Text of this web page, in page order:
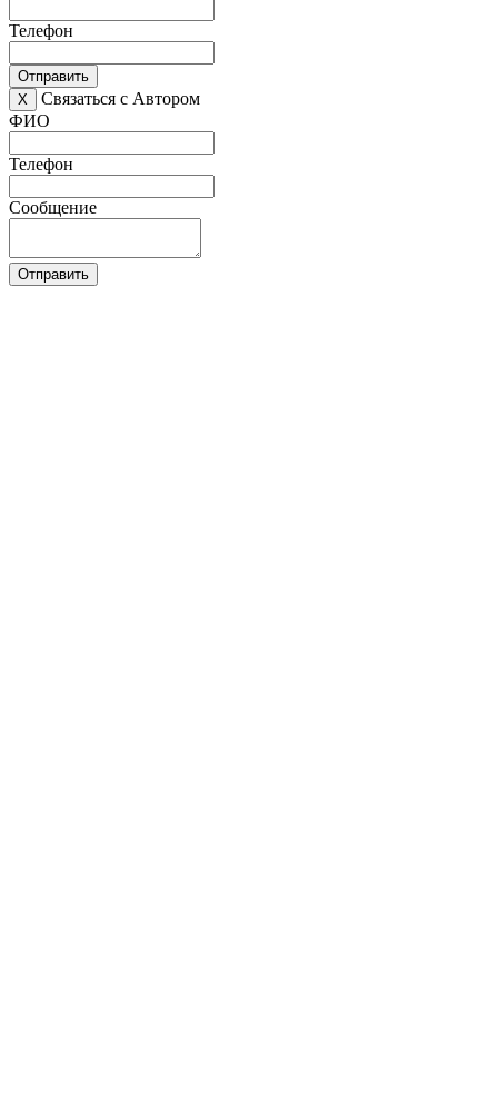
Телефон
Отправить
X
Связаться с Автором
ФИО
Телефон
Сообщение
Отправить